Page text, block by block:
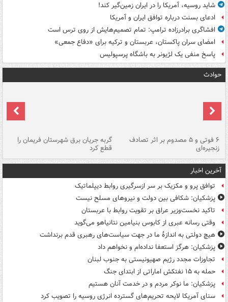
شاید روسیه، آمریکا را در ایران زمین‌گیر کند!
ادعای بسنت درباره توافق ایران و آمریکا
افشاگری برادرزاده ترامپ: تمام تصمیم‌هایش از روی ترس است
امضای سران پاکستان، عربستان و ترکیه برای «دفاع جمعی»
پاسخ منفی یک لژیونر به باشگاه پرسپولیس
حوادث
۶ فوتی و ۵ مصدوم بر اثر تصادف
زنجیره‌ای
گربه جریان برق شهرستان فریمان را
قطع کرد
آخرین اخبار
توافق پرو و مکزیک بر سر ازسرگیری روابط دیپلماتیک
پزشکیان: شکافی بین دولت و نیروهای مسلح نیست
تاکید نخست‌وزیر عراق بر تقویت روابط با عربستان
وقتی رسانه عبری از کابوس بنیامین نتانیاهو می‌گوید
هیچ دولتی به اندازۀ ما در جهت سیاست‌های رهبری قدم برنداشت
پزشکیان: هرگز استعفا نداده‌ام و نخواهم داد
تجاوزات مجدد رژیم صهیونیستی به جنوب لبنان
حمله به ۱۵ نفتکش‌ اماراتی از ابتدای جنگ
پزشکیان: ما نوکر مردم و در خدمت آنان هستیم
سنای آمریکا لایحه تحریم‌های گسترده انرژی روسیه را تصویب کرد